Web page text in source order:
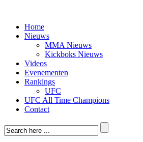
Home
Nieuws
MMA Nieuws
Kickboks Nieuws
Videos
Evenementen
Rankings
UFC
UFC All Time Champions
Contact